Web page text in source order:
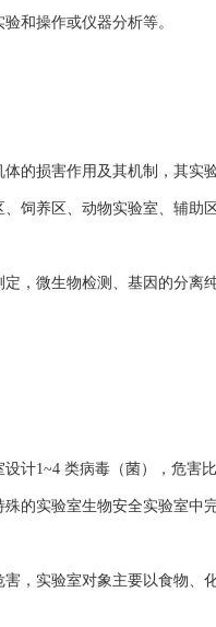
和操作或仪器分析等。
的损害作用及其机制，其实
饲养区、动物实验室、辅助区
，微生物检测、基因的分离
计1~4 类病毒（菌），危害
的实验室生物安全实验室中完
，实验室对象主要以食物、